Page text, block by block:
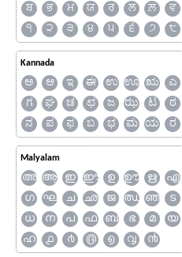
ਬ
ਭ ਮ ਯ ਰ ਲ ਲ਼ ਵ
੧
੨ ੩ ੪ ੫ ੬ ੭ ੮
Kannada
ಅ ಆ ಇ ಈ ಉ ಊ ಋ ಎ
ಗ
ಘ ಚ ಛ ಜ ಝ ಟ ಠ
ನ
ಪ ಫ ಬ ಭ ಮ ಯ ರ
Malyalam
അ ആ ഇ ഈ ഉ ഊ ഋ എ
ഗ
ഘ ച ഛ ജ ഝ ഞ ട
ധ
ന പ ഫ ബ ഭ മ യ
ഹ
൧ ൪ ൫ ൭ ൮ ൯